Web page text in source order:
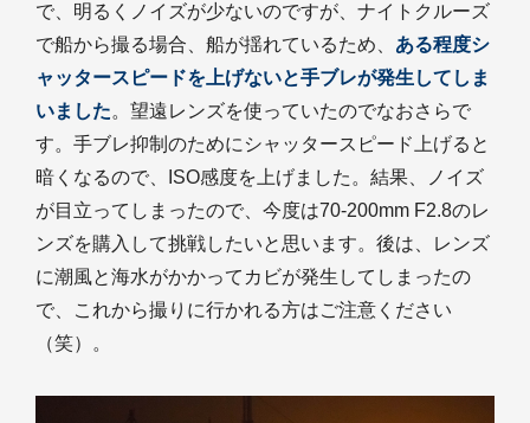
で、明るくノイズが少ないのですが、ナイトクルーズ
で船から撮る場合、船が揺れているため、 ある程度シ
ャッタースピードを上げないと手ブレが発生してしま
いました。望遠レンズを使っていたのでなおさらで
す。手ブレ抑制のためにシャッタースピード上げると
暗くなるので、ISO感度を上げました。結果、ノイズ
が目立ってしまったので、今度は70-200mm F2.8のレ
ンズを購入して挑戦したいと思います。後は、レンズ
に潮風と海水がかかってカビが発生してしまったの
で、これから撮りに行かれる方はご注意ください
（笑）。